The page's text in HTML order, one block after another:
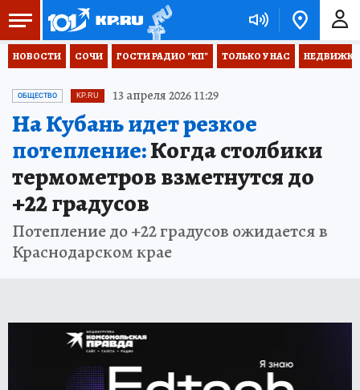
НОВОСТИ СОЧИ ГОСТИ РАДИО "КП" ТОЛЬКО У НАС НЕДВИЖКА
ОБЩЕСТВО KP.RU 13 апреля 2026 11:29
На Кубань идет резкое
потепление:Когда столбики
термометров взметнутся до
+22 градусов
Потепление до +22 градусов ожидается в
Краснодарском крае